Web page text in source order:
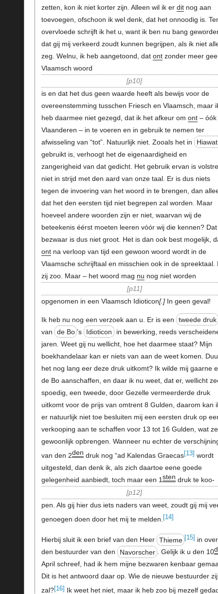
zetten, kon ik niet korter zijn. Alleen wil ik er ditnog aan
toevoegen, ofschoon ik wel denk, dat het onnoodig is.
overvloede schrijft ik het u, want ik ben nu bang
dat gij mij verkeerd zoudt kunnen begrijpen, als ik niet
zeg. Welnu, ik heb aangetoond, dat ontzonder meer
Vlaamsch woord
p10
is en dat het dus geen waarde heeft als bewijs voor de
overeenstemming tusschen Friesch en Vlaamsch, maar
heb daarmee niet gezegd, dat ik het afkeur om ont– óók
Vlaanderen – in te voeren en in gebruik te nemen ter
afwisseling van “tot”. Natuurlijk niet. Zooals het in
gebruikt is, verhoogt het de eigenaardigheid en
zangerigheid van dat gedicht. Het gebruik ervan is
niet in strijd met den aard van onze taal. Er is dus niets
tegen de invoering van het woord in te brengen, dan
dat het den eersten tijd niet begrepen zal worden. Maar
hoeveel andere woorden zijn er niet, waarvan wij de
beteekenis éérst moeten leeren vóór wij die kennen? Dat
bezwaar is dus niet groot. Het is dan ook best mogelijk,
ontna verloop van tijd een gewoon woord wordt in de
Vlaamsche schrijftaal en misschien ook in de spreektaal.
zij zoo. Maar – het woord mag nu nog niet worden
p11
opgenomen in een Vlaamsch Idioticon . In geen geval!
Ik heb nu nog een verzoek aan u. Er is een
tweede druk
van
de Bo ’s Idioticon
in bewerking, reeds
jaren. Weet gij nu wellicht, hoe het daarmee staat? Mijn
boekhandelaar kan er niets van aan de weet komen.
het nog lang eer deze druk uitkomt? Ik wilde mij gaarne
de Bo aanschaffen, en daar ik nu weet, dat er, wellicht
spoedig, een tweede, door Gezelle vermeerderde druk
uitkomt voor de prijs van omtrent 8 Gulden, daarom kan
er natuurlijk niet toe besluiten mij een eersten druk op
verkooping aan te schaffen voor 13 tot 16 Gulden, wat ze
gewoonlijk opbrengen. Wanneer nu echter de
van den 2dendruk nog “ad Kalendas Graecas[13] wordt
uitgesteld, dan denk ik, als zich daartoe eene goede
gelegenheid aanbiedt, toch maar een 1stendruk te koo-
p12
pen. Als gij hier dus iets naders van weet, zoudt gij mij
genoegen doen door het mij te melden. [14]
Hierbij sluit ik een brief van den Heer Thieme [15]
in over
den bestuurder van den
Navorscher . Gelijk ik u den 10
April schreef, had ik hem mijne bezwaren kenbaar
Dit is het antwoord daar op. Wie de nieuwe bestuurder
zal?[16]
Ik weet het niet, maar ik heb zoo bij mezelf